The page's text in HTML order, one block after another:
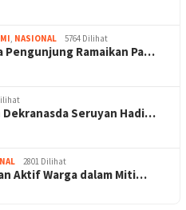
, NASIONAL 5764 Dilihat
Pengunjung Ramaikan Pa…
Dekranasda Seruyan Hadi…
2801 Dilihat
Aktif Warga dalam Miti…